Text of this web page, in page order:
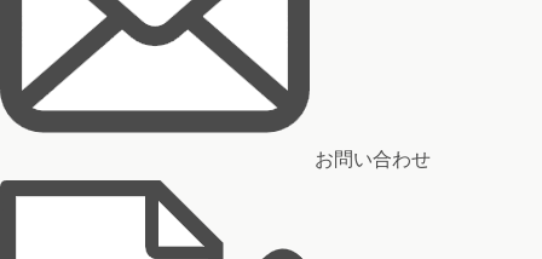
お問い合わせ